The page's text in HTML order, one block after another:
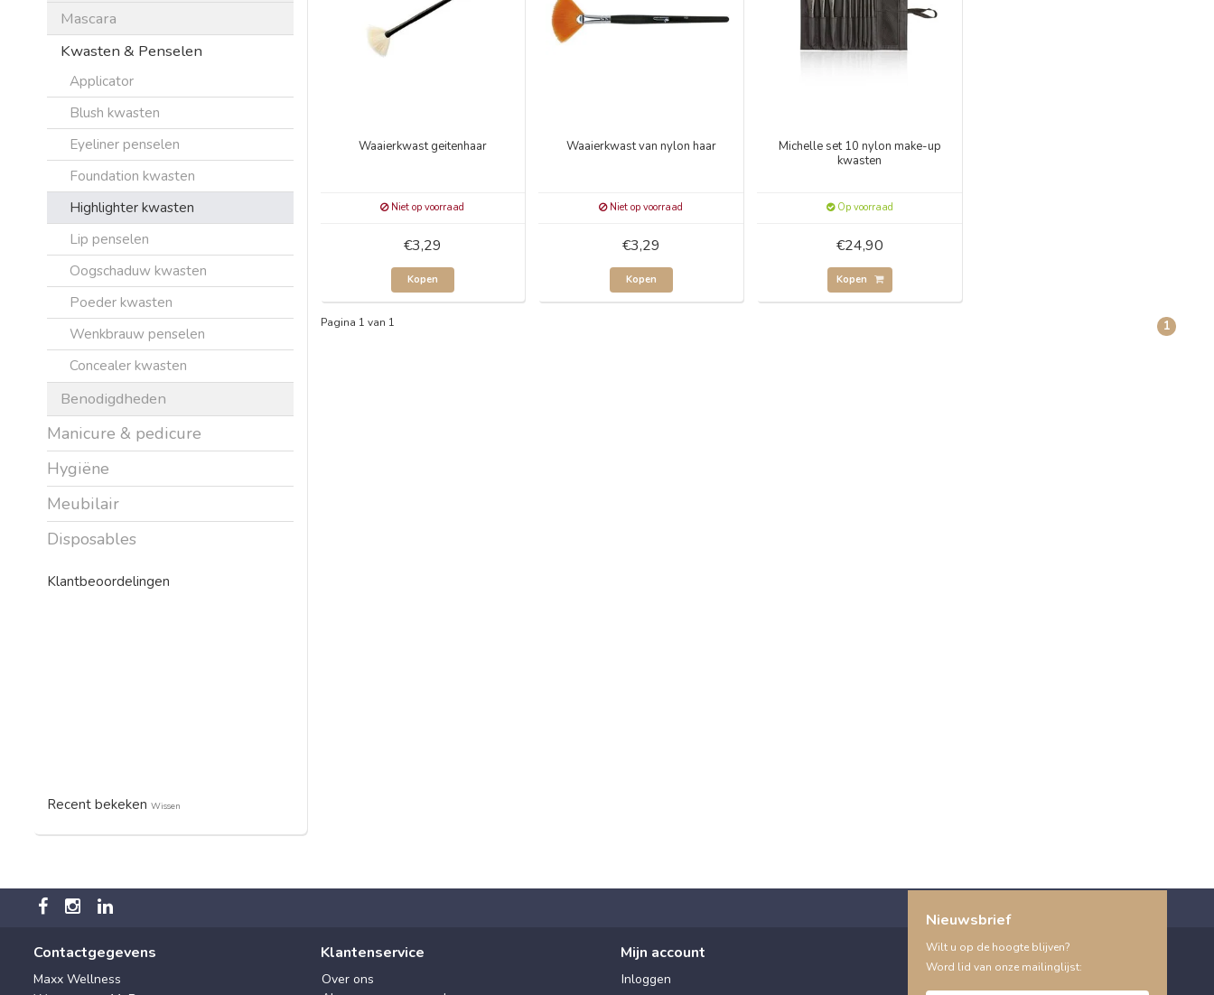
Mascara
Kwasten & Penselen
Applicator
Blush kwasten
Eyeliner penselen
Foundation kwasten
Highlighter kwasten
Lip penselen
Oogschaduw kwasten
Poeder kwasten
Wenkbrauw penselen
Concealer kwasten
Benodigdheden
Manicure & pedicure
Hygiëne
Meubilair
Disposables
Klantbeoordelingen
Recent bekeken Wissen
Waaierkwast geitenhaar
Niet op voorraad
€3,29
Kopen
Waaierkwast van nylon haar
Niet op voorraad
€3,29
Kopen
Michelle set 10 nylon make-up
kwasten
Op voorraad
€24,90
Kopen
Pagina 1 van 1 1
Contactgegevens
Maxx Wellness
Klantenservice
Over ons
Mijn account
Inloggen
Nieuwsbrief
Wilt u op de hoogte blijven?
Word lid van onze mailinglijst: